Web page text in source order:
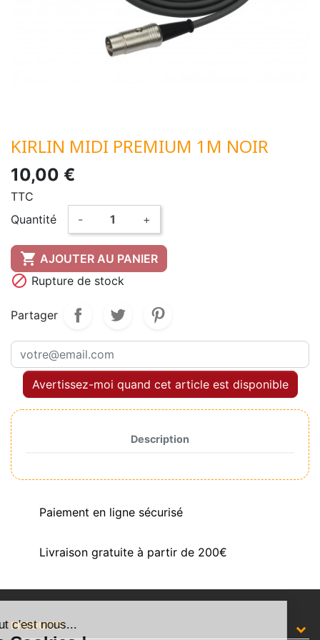
KIRLIN MIDI PREMIUM 1M NOIR
10,00 €
TTC
Quantité
- +
 AJOUTER AU PANIER
 Rupture de stock
Partager
Avertissez-moi quand cet article est disponible
Description
Paiement en ligne sécurisé
Livraison gratuite à partir de 200€
PRODUITS
Salut c'est nous...